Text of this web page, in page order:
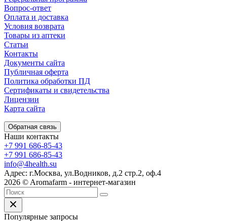
Вопрос-ответ
Оплата и доставка
Условия возврата
Товары из аптеки
Статьи
Контакты
Документы сайта
Публичная оферта
Политика обработки ПД
Сертификаты и свидетельства
Лицензии
Карта сайта
Обратная связь
Наши контакты
+7 991 686-85-43
+7 991 686-85-43
info@4health.su
Адрес: г.Москва, ул.Водников, д.2 стр.2, оф.4
2026 © Aromafarm - интернет-магазин
Популярные запросы